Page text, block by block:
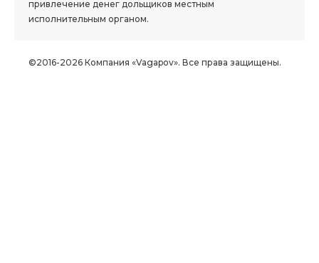
привлечение денег дольщиков местным
исполнительным органом.
©2016-2026 Компания «Vagapov». Все права защищены.